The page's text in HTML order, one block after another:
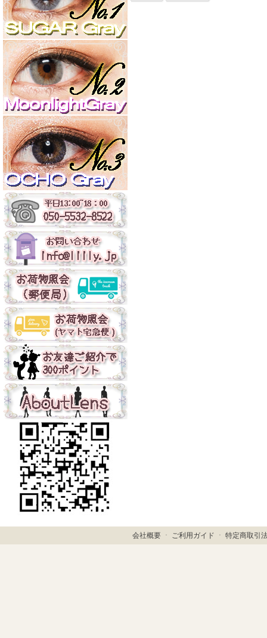
会社概要ㆍ ご利用ガイド ㆍ 特定商取引